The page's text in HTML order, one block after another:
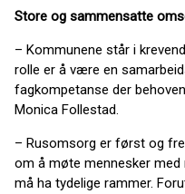
Store og sammensatte
– Kommunene står i
rolle er å være en
fagkompetanse der
Monica Follestad.
– Rusomsorg er først og
om å møte mennesker
må ha tydelige rammer.